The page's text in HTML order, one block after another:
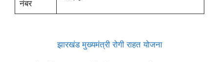
नंबर
झारखंड मुख्यमंत्री रोगी राहत योजना